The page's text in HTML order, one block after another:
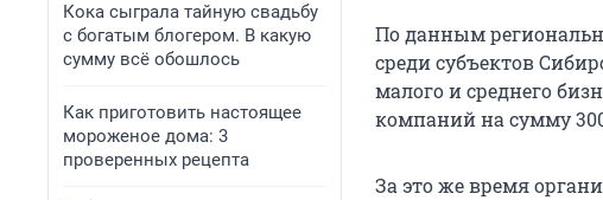
Кока сыграла тайную свадьбу
с богатым блогером. В какую
сумму всё обошлось
Как приготовить настоящее
мороженое дома: 3
проверенных рецепта
По данным
среди субъектов
малого и среднего
компаний на сумму
За это же время